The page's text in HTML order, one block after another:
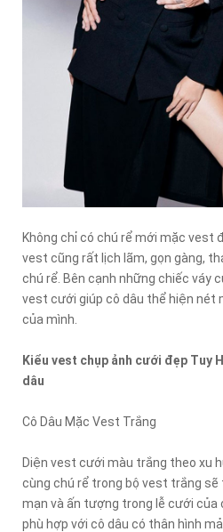
Không chỉ có chú rể mới mặc vest
vest cũng rất lịch lãm, gọn gàng,
chú rể. Bên cạnh những chiếc váy
vest cưới giúp cô dâu thể hiện nét
của mình.
Kiểu vest chụp ảnh cưới đẹp Tuy
dâu
Cô Dâu Mặc Vest Trắng
Diện vest cưới màu trắng theo xu
cùng chú rể trong bộ vest trắng sẽ
mạn và ấn tượng trong lễ cưới của
phù hợp với cô dâu có thân hình